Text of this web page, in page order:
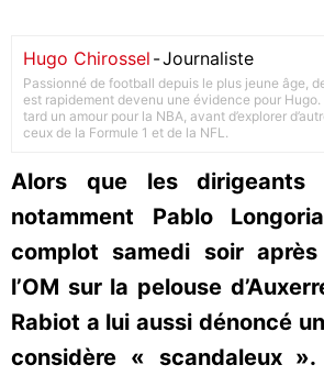
Hugo Chirossel -Journaliste
Passionné de football depuis le plus jeune âge,
est rapidement devenu une évidence pour
tard un amour pour la NBA, avant d’explorer
ceux de la Formule 1 et de la NFL.
Alors que les dirigeants
notamment Pablo
complot samedi soir
l’OM sur la pelouse
Rabiot a lui aussi dénoncé
considère « scandaleux ».